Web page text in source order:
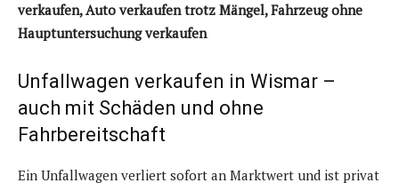
verkaufen, Auto verkaufen trotz Mängel, Fahrzeug ohne
Hauptuntersuchung verkaufen
Unfallwagen verkaufen in Wismar –
auch mit Schäden und ohne
Fahrbereitschaft
Ein Unfallwagen verliert sofort an Marktwert und ist privat